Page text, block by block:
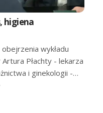
higiena
wykładu
Płachty - lekarza
i ginekologii -…